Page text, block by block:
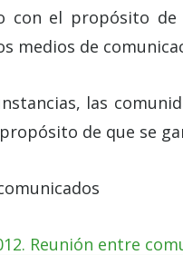
con el propósito
medios de
las
de que se
Reunión entre